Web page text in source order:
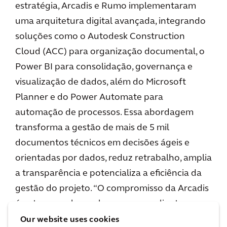
Our website uses cookies
estratégia, Arcadis e Rumo implementaram
uma arquitetura digital avançada, integrando
soluções como o Autodesk Construction
Cloud (ACC) para organização documental, o
Power BI para consolidação, governança e
visualização de dados, além do Microsoft
Planner e do Power Automate para
automação de processos. Essa abordagem
transforma a gestão de mais de 5 mil
documentos técnicos em decisões ágeis e
orientadas por dados, reduz retrabalho, amplia
a transparência e potencializa a eficiência da
gestão do projeto. “O compromisso da Arcadis
é entregar valor real para nossos clientes,
garantir eficiência e transparência em cada